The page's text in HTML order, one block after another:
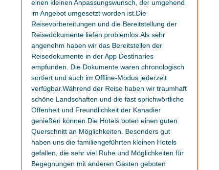
einen kleinen Anpassungswunsch, der umgehend
im Angebot umgesetzt worden ist.Die
Reisevorbereitungen und die Bereitstellung der
Reisedokumente liefen problemlos.Als sehr
angenehm haben wir das Bereitstellen der
Reisedokumente in der App Destinaries
empfunden. Die Dokumente waren chronologisch
sortiert und auch im Offline-Modus jederzeit
verfügbar.Während der Reise haben wir traumhaft
schöne Landschaften und die fast sprichwörtliche
Offenheit und Freundlichkeit der Kanadier
genießen können.Die Hotels boten einen guten
Querschnitt an Möglichkeiten. Besonders gut
haben uns die familiengeführten kleinen Hotels
gefallen, die sehr viel Ruhe und Möglichkeiten für
Begegnungen mit anderen Gästen geboten